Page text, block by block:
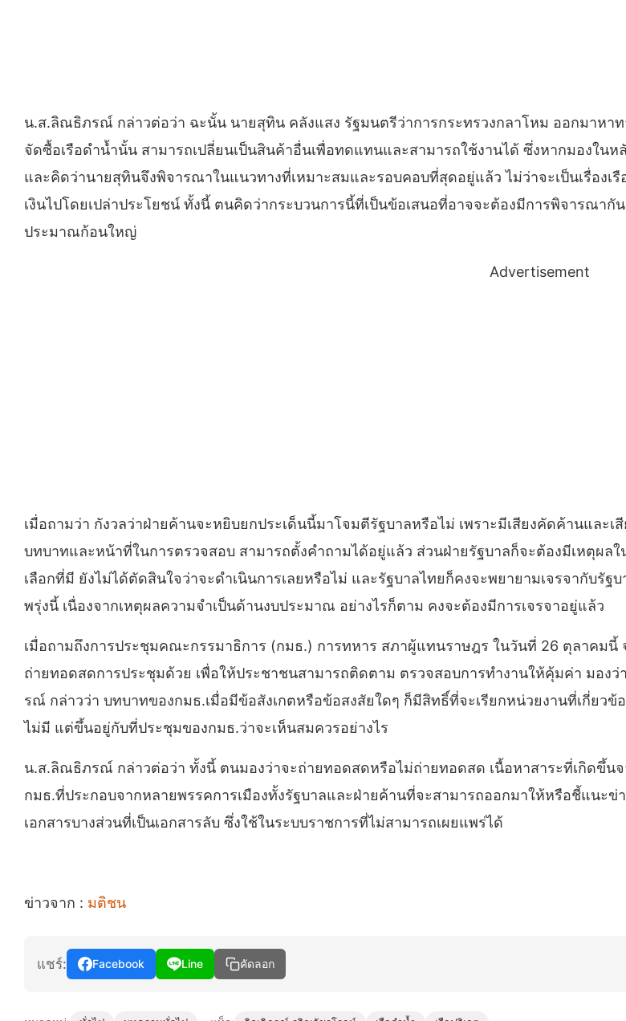
น.ส.ลิณธิภรณ์ กล่าวต่อว่า ฉะนั้น นายสุทิน คลังแสง รัฐมนตรีว่าการกระทรวงกลาโหม ออกมาหาท
จัดซื้อเรือดำน้ำนั้น สามารถเปลี่ยนเป็นสินค้าอื่นเพื่อทดแทนและสามารถใช้งานได้ ซึ่งหากมองในห
และคิดว่านายสุทินจึงพิจารณาในแนวทางที่เหมาะสมและรอบคอบที่สุดอยู่แล้ว ไม่ว่าจะเป็นเรื่องเรื
เงินไปโดยเปล่าประโยชน์ ทั้งนี้ ตนคิดว่ากระบวนการนี้ที่เป็นข้อเสนอที่อาจจะต้องมีการพิจารณา
ประมาณก้อนใหญ่
Advertisement
เมื่อถามว่า กังวลว่าฝ่ายค้านจะหยิบยกประเด็นนี้มาโจมตีรัฐบาลหรือไม่ เพราะมีเสียงคัดค้านและ
บทบาทและหน้าที่ในการตรวจสอบ สามารถตั้งคำถามได้อยู่แล้ว ส่วนฝ่ายรัฐบาลก็จะต้องมีเหตุผล
เลือกที่มี ยังไม่ได้ตัดสินใจว่าจะดำเนินการเลยหรือไม่ และรัฐบาลไทยก็คงจะพยายามเจรจากับรั
พรุ่งนี้ เนื่องจากเหตุผลความจำเป็นด้านงบประมาณ อย่างไรก็ตาม คงจะต้องมีการเจรจาอยู่แล้ว
เมื่อถามถึงการประชุมคณะกรรมาธิการ (กมธ.) การทหาร สภาผู้แทนราษฎร ในวันที่ 26 ตุลาคม
ถ่ายทอดสดการประชุมด้วย เพื่อให้ประชาชนสามารถติดตาม ตรวจสอบการทำงานให้คุ้มค่า มอง
รณ์ กล่าวว่า บทบาทของกมธ.เมื่อมีข้อสังเกตหรือข้อสงสัยใดๆ ก็มีสิทธิ์ที่จะเรียกหน่วยงานที่เกี่ยว
ไม่มี แต่ขึ้นอยู่กับที่ประชุมของกมธ.ว่าจะเห็นสมควรอย่างไร
น.ส.ลิณธิภรณ์ กล่าวต่อว่า ทั้งนี้ ตนมองว่าจะถ่ายทอดสดหรือไม่ถ่ายทอดสด เนื้อหาสาระที่เกิดขึ้
กมธ.ที่ประกอบจากหลายพรรคการเมืองทั้งรัฐบาลและฝ่ายค้านที่จะสามารถออกมาให้หรือชี้แนะ
เอกสารบางส่วนที่เป็นเอกสารลับ ซึ่งใช้ในระบบราชการที่ไม่สามารถเผยแพร่ได้
ข่าวจาก : มติชน
แชร์: Facebook Line คัดลอก